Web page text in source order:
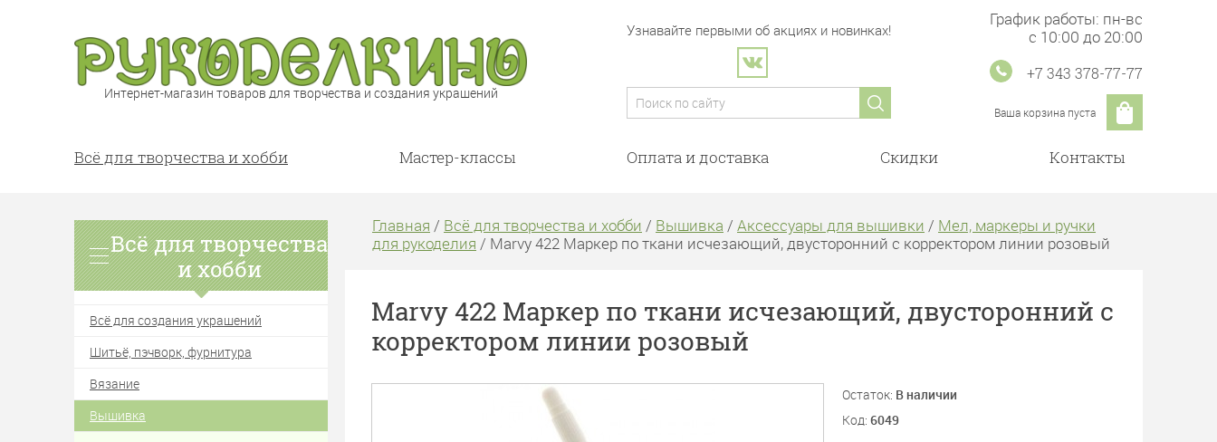
Интернет-магазин товаров для творчества и создания украшений
Узнавайте первыми об акциях и новинках!
График работы: пн-вс
с 10:00 до 20:00
+7 343 378-77-77
Ваша корзина пуста
Всё для творчества и хобби Мастер-классы Оплата и доставка Скидки Контакты
Всё для творчества
и хобби
Всё для создания украшений
Шитьё, пэчворк, фурнитура
Вязание
Вышивка
Главная / Всё для творчества и хобби / Вышивка / Аксессуары для вышивки / Мел, маркеры и ручки
для рукоделия / Marvy 422 Маркер по ткани исчезающий, двусторонний с корректором линии розовый
Marvy 422 Маркер по ткани исчезающий, двусторонний с
корректором линии розовый
Остаток: В наличии
Код: 6049